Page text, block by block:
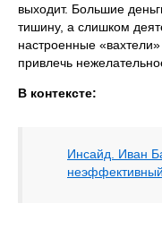
выходит. Большие
тишину, а слишком
настроенные
привлечь
В контексте:
Инсайд. Иван